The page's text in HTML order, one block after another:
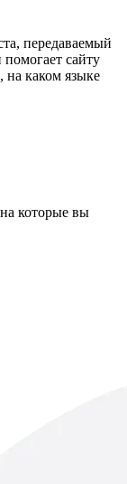
передава­емый
сайту
каком языке
которые вы